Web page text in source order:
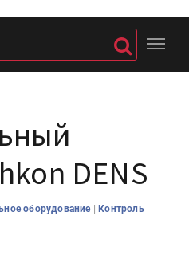
DENS
оборудование |Контроль